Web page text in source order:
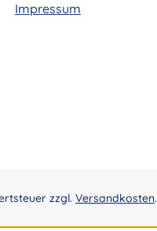
Impressum
zzgl. Versandkosten.